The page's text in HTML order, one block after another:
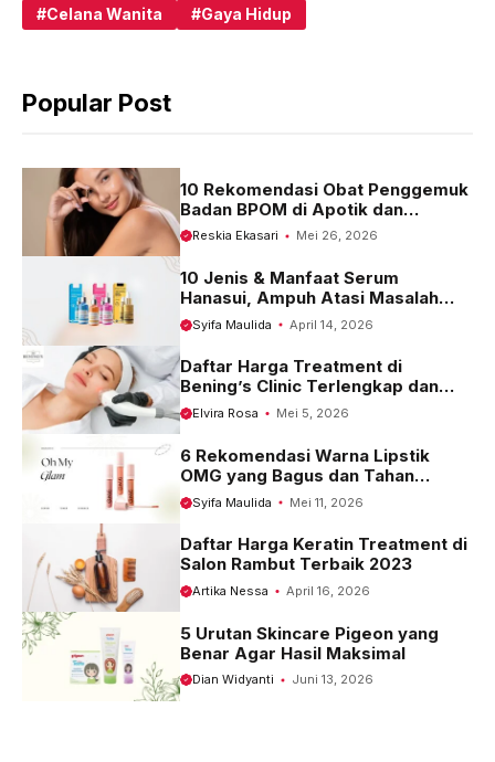
c
o
a
A
p
l
r
m
Celana Wanita Gaya Hidup
Popular Post
10 Rekomendasi Obat Penggemuk
Badan BPOM di Apotik dan
Harganya
Reskia Ekasari Mei 26, 2026
10 Jenis & Manfaat Serum
Hanasui, Ampuh Atasi Masalah
Kulit
Syifa Maulida April 14, 2026
Daftar Harga Treatment di
Bening’s Clinic Terlengkap dan
Terbaru 2023
Elvira Rosa Mei 5, 2026
6 Rekomendasi Warna Lipstik
OMG yang Bagus dan Tahan
Seharian
Syifa Maulida Mei 11, 2026
Daftar Harga Keratin Treatment di
Salon Rambut Terbaik 2023
Artika Nessa April 16, 2026
5 Urutan Skincare Pigeon yang
Benar Agar Hasil Maksimal
Dian Widyanti Juni 13, 2026